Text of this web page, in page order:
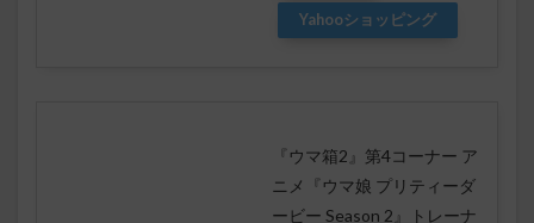
Yahooショッピング
『ウマ箱2』第4コーナー ア
ニメ『ウマ娘 プリティーダ
ービー Season 2』トレーナ